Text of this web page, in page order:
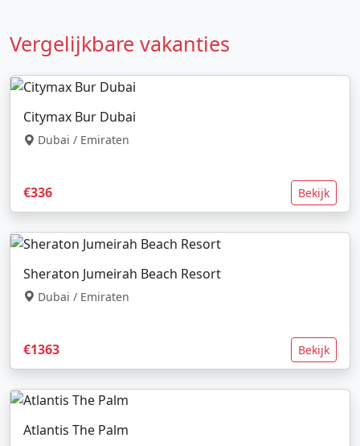
Vergelijkbare vakanties
Citymax Bur Dubai
Dubai / Emiraten
€336 Bekijk
Sheraton Jumeirah Beach Resort
Dubai / Emiraten
€1363 Bekijk
Atlantis The Palm